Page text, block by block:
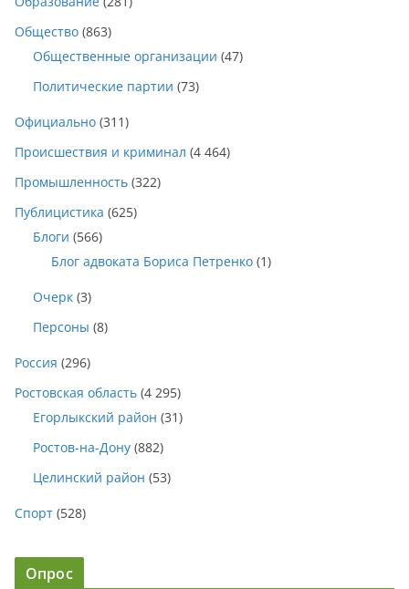
Общество (863)
Общественные организации (47)
Политические партии (73)
Официально (311)
Происшествия и криминал (4 464)
Промышленность (322)
Публицистика (625)
Блоги (566)
Блог адвоката Бориса Петренко (1)
Очерк (3)
Персоны (8)
Россия (296)
Ростовская область (4 295)
Егорлыкский район (31)
Ростов-на-Дону (882)
Целинский район (53)
Спорт (528)
Опрос